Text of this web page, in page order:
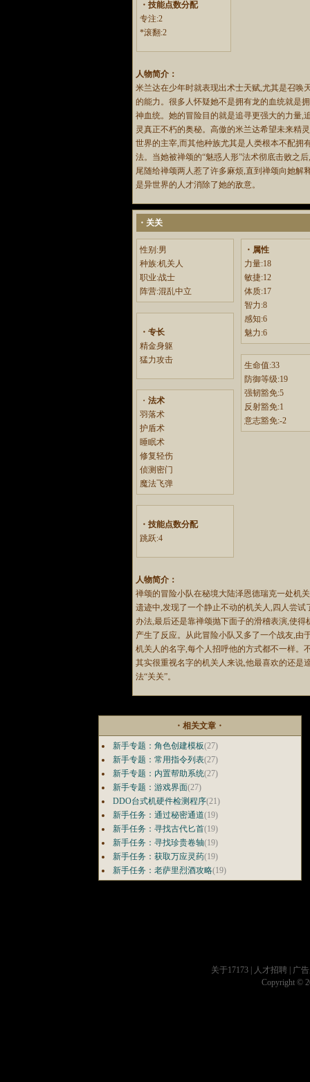
・技能点数分配
专注:2
*滚翻:2
人物简介：
米兰达在少年时就表现出术士天赋,尤其是召唤
的能力。很多人怀疑她不是拥有龙的血统就是
神血统。她的冒险目的就是追寻更强大的力量,
灵真正不朽的奥秘。高傲的米兰达希望未来精
世界的主宰,而其他种族尤其是人类根本不配拥
法。当她被禅颂的“魅惑人形”法术彻底击败之
尾随给禅颂两人惹了许多麻烦,直到禅颂向她解
是异世界的人才消除了她的敌意。
・关关
性别:男
种族:机关人
职业:战士
阵营:混乱中立
・专长
精金身躯
猛力攻击
・法术
羽落术
护盾术
睡眠术
修复轻伤
侦测密门
魔法飞弹
・技能点数分配
跳跃:4
・属性
力量:18
敏捷:12
体质:17
智力:8
感知:6
魅力:6
生命值:33
防御等级:19
强韧豁免:5
反射豁免:1
意志豁免:-2
人物简介：
禅颂的冒险小队在秘境大陆泽恩德瑞克一处机
遗迹中,发现了一个静止不动的机关人,四人尝试
办法,最后还是靠禅颂抛下面子的滑稽表演,使得
产生了反应。从此冒险小队又多了一个战友,由
机关人的名字,每个人招呼他的方式都不一样。
其实很重视名字的机关人来说,他最喜欢的还是
法“关关”。
・相关文章・
新手专题：角色创建模板(27)
新手专题：常用指令列表(27)
新手专题：内置帮助系统(27)
新手专题：游戏界面(27)
DDO台式机硬件检测程序(21)
新手任务：通过秘密通道(19)
新手任务：寻找古代匕首(19)
新手任务：寻找珍贵卷轴(19)
新手任务：获取万应灵药(19)
新手任务：老萨里烈酒攻略(19)
关于17173 人才招聘
广
Copyright ©